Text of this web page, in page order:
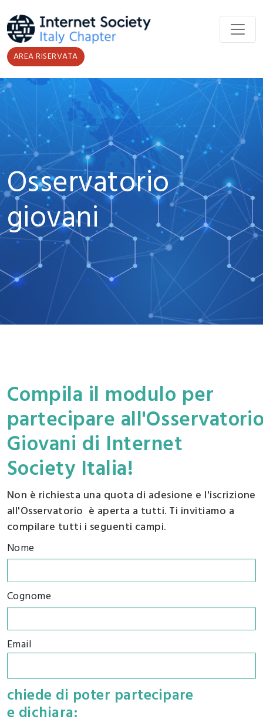
AREA RISERVATA
Osservatorio
giovani
Compila il modulo per
partecipare
Giovani di Internet
Society Italia!
Non è richiesta una quota di adesione e l'iscrizione
all'Osservatorio è aperta a tutti. Ti invitiamo a
compilare tutti i seguenti campi.
Nome
Cognome
Email
chiede di poter partecipare
e dichiara: